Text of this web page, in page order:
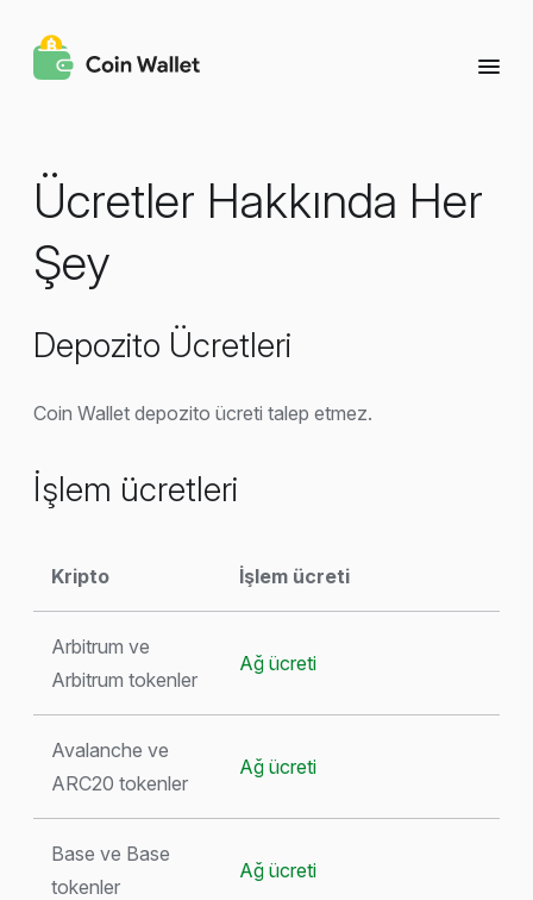
Ücretler Hakkında Her
Şey
Depozito Ücretleri
Coin Wallet depozito ücreti talep etmez.
İşlem ücretleri
Kripto İşlem ücreti
Arbitrum ve
Arbitrum tokenler
Ağ ücreti
Avalanche ve
ARC20 tokenler
Ağ ücreti
Base ve Base
tokenler
Ağ ücreti